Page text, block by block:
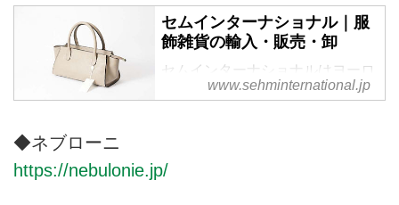
セムインターナショナル｜服
飾雑貨の輸入・販売・卸
セムインターナショナルはヨーロ
ッパ、アメリカの服飾及び服雑貨
www.sehminternational.jp
◆ネブローニ
https://nebulonie.jp/